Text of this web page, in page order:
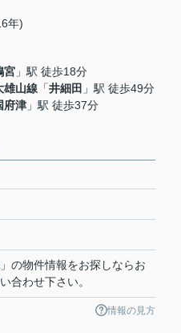
年)
宮 」駅 徒歩18分
雄山線 「井細田 」駅 徒歩49分
府津 」駅 徒歩37分
」の物件情報をお探しならお
合わせ下さい。
情報の見方